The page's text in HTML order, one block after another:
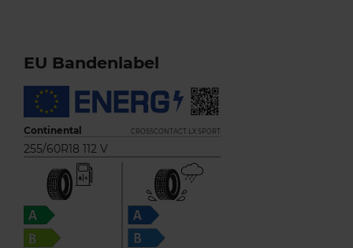
EU Bandenlabel
Continental CROSSCONTACT LX SPORT
255/60R18 112 V